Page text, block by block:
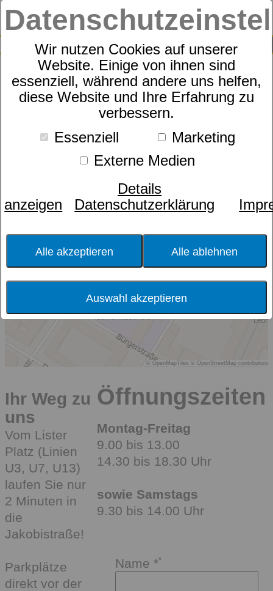
Wir nutzen Cookies auf unserer
Website. Einige von ihnen sind
essenziell, während andere uns helfen,
diese Website und Ihre Erfahrung zu
verbessern.
Essenziell
Marketing
Externe Medien
Details
anzeigen
Datenschutzerklärung
Alle akzeptieren Alle ablehnen
Auswahl akzeptieren
SUCHE
0
© OpenMapTiles © OpenStreetMap contributors
Ihr Weg zu
uns
Vom Lister
Platz (Linien
U3, U7, U13)
laufen Sie nur
2 Minuten in
die
Jakobistraße!
Parkplätze
direkt vor der
Öffnungszeiten
Montag-Freitag
9.00 bis 13.00
14.30 bis 18.30 Uhr
sowie Samstags
9.30 bis 14.00 Uhr
Name *